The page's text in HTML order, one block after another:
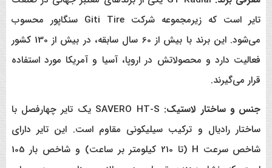
تایر است که زیرمجموعه شرکت Giti Tire سنگاپور محسوب
می‌شود. این برند با بیش از 60 سال سابقه، در بیش از 130 کشور
فعالیت دارد و محصولاتش در اروپا، آسیا و آمریکا مورد استفاده
قرار می‌گیرند.
جنس و ساختار لاستیک:
SAVERO HT-S یک تایر چهارفصل با
ساختار رادیال و ترکیب سیلیکونی مقاوم است. این تایر دارای
شاخص سرعت H (تا 210 کیلومتر بر ساعت) و شاخص بار 105